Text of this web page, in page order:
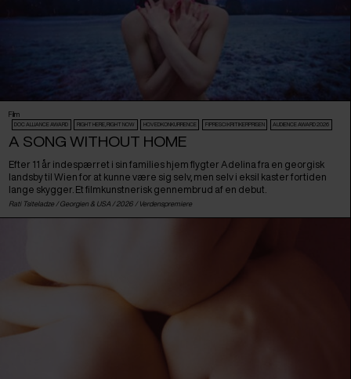
Film
DOC ALLIANCE AWARD RIGHT HERE, RIGHT NOW HOVEDKONKURRENCE FIPRESCI KRITIKERPRISEN AUDIENCE AWARD 2026
A SONG WITHOUT HOME
Efter 11 år indespærret i sin families hjem flygter Adelina fra en georgisk
landsby til Wien for at kunne være sig selv, men selv i eksil kaster fortiden
lange skygger. Et filmkunstnerisk gennembrud af en debut.
Rati Tsiteladze / Georgien & USA / 2026 / Verdenspremiere